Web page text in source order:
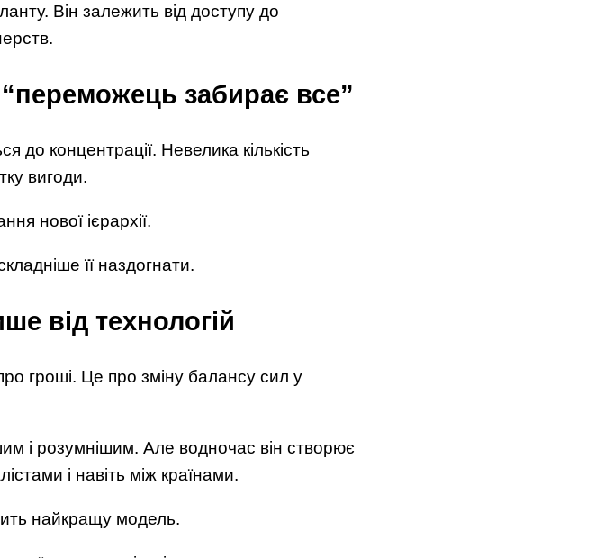
Він залежить від доступу до
забирає все”
до концентрації. Невелика кількість
вигоди.
нової ієрархії.
її наздогнати.
від технологій
гроші. Це про зміну балансу сил у
і розумнішим. Але водночас він створює
і навіть між країнами.
найкращу модель.